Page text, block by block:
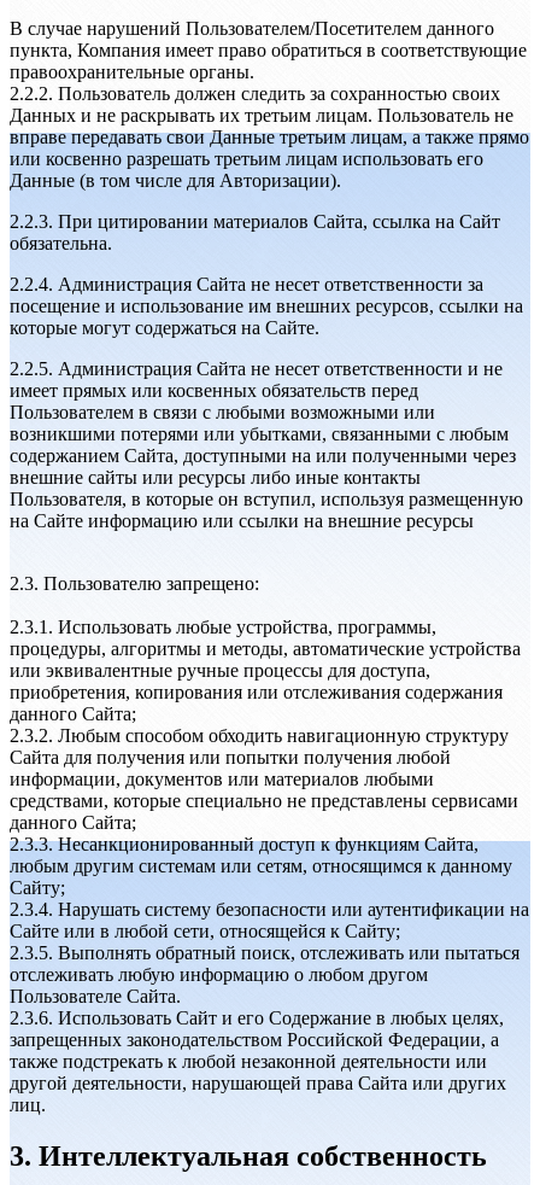
В случае нарушений Пользователем/Посетителем данного
пункта, Компания имеет право обратиться в соответствующие
правоохранительные органы.
2.2.2. Пользователь должен следить за сохранностью своих
Данных и не раскрывать их третьим лицам. Пользователь не
вправе передавать свои Данные третьим лицам, а также прямо
или косвенно разрешать третьим лицам использовать его
Данные (в том числе для Авторизации).
2.2.3. При цитировании материалов Сайта, ссылка на Сайт
обязательна.
2.2.4. Администрация Сайта не несет ответственности за
посещение и использование им внешних ресурсов, ссылки на
которые могут содержаться на Сайте.
2.2.5. Администрация Сайта не несет ответственности и не
имеет прямых или косвенных обязательств перед
Пользователем в связи с любыми возможными или
возникшими потерями или убытками, связанными с любым
содержанием Сайта, доступными на или полученными через
внешние сайты или ресурсы либо иные контакты
Пользователя, в которые он вступил, используя размещенную
на Сайте информацию или ссылки на внешние ресурсы
2.3. Пользователю запрещено:
2.3.1. Использовать любые устройства, программы,
процедуры, алгоритмы и методы, автоматические устройства
или эквивалентные ручные процессы для доступа,
приобретения, копирования или отслеживания содержания
данного Сайта;
2.3.2. Любым способом обходить навигационную структуру
Сайта для получения или попытки получения любой
информации, документов или материалов любыми
средствами, которые специально не представлены сервисами
данного Сайта;
2.3.3. Несанкционированный доступ к функциям Сайта,
любым другим системам или сетям, относящимся к данному
Сайту;
2.3.4. Нарушать систему безопасности или аутентификации на
Сайте или в любой сети, относящейся к Сайту;
2.3.5. Выполнять обратный поиск, отслеживать или пытаться
отслеживать любую информацию о любом другом
Пользователе Сайта.
2.3.6. Использовать Сайт и его Содержание в любых целях,
запрещенных законодательством Российской Федерации, а
также подстрекать к любой незаконной деятельности или
другой деятельности, нарушающей права Сайта или других
лиц.
3. Интеллектуальная собственность